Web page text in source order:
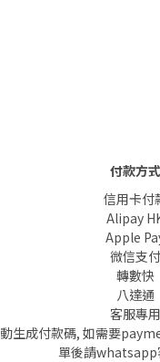
付款方式
信用卡付
Alipay
Apple
微信支付
轉數快
八達通
客服專用
生成付款碼, 如需要
單後請whatsapp